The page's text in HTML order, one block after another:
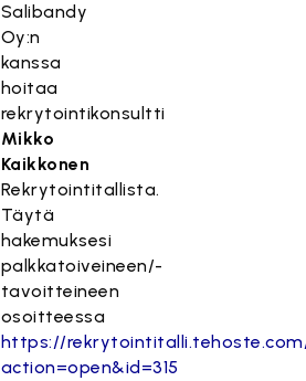
Salibandy
Oy:n
kanssa
hoitaa
rekrytointikonsultti
Mikko
Kaikkonen
Rekrytointitallista.
Täytä
hakemuksesi
palkkatoiveineen/-
tavoitteineen
osoitteessa
https://
action=open&id=315